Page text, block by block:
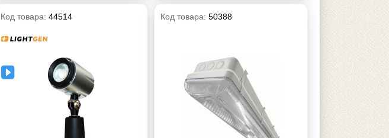
Код товара: 44514 Код товара: 50388